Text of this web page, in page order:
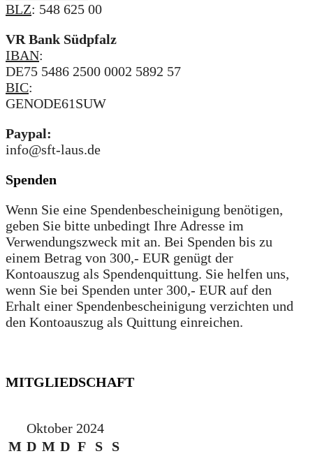
BLZ: 548 625 00
VR Bank Südpfalz
IBAN:
DE75 5486 2500 0002 5892 57
BIC:
GENODE61SUW
Paypal:
info@sft-laus.de
Spenden
Wenn Sie eine Spendenbescheinigung benötigen,
geben Sie bitte unbedingt Ihre Adresse im
Verwendungszweck mit an. Bei Spenden bis zu
einem Betrag von 300,- EUR genügt der
Kontoauszug als Spendenquittung. Sie helfen uns,
wenn Sie bei Spenden unter 300,- EUR auf den
Erhalt einer Spendenbescheinigung verzichten und
den Kontoauszug als Quittung einreichen.
MITGLIEDSCHAFT
Oktober 2024
M D M D F S S